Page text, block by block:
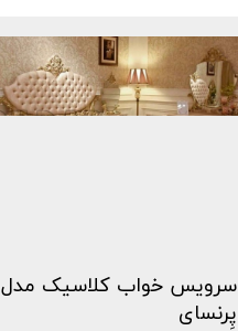
سرویس خواب کلاسیک مدل
پِرنسای